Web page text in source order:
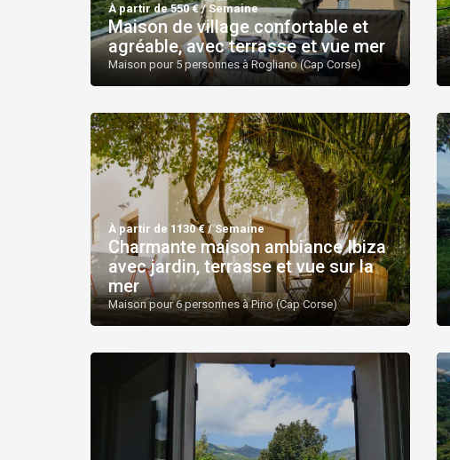
À partir de 550 € / Semaine
Maison de village confortable et
agréable, avec terrasse et vue mer
Maison pour 5 personnes à Rogliano (Cap Corse)
À partir de 1130 € / Semaine
Charmante maison ambiance Ibiza
avec jardin, terrasse et vue sur la
mer
Maison pour 6 personnes à Pino (Cap Corse)